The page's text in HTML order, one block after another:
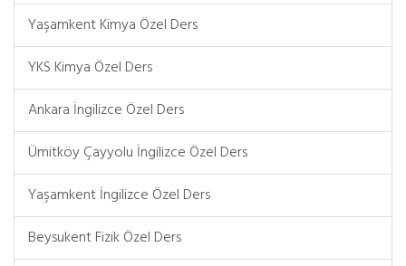
Yaşamkent Kimya Özel Ders
YKS Kimya Özel Ders
Ankara İngilizce Özel Ders
Ümitköy Çayyolu İngilizce Özel Ders
Yaşamkent İngilizce Özel Ders
Beysukent Fizik Özel Ders